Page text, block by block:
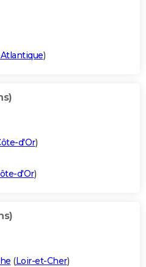
)
d'Or)
d'Or)
(Loir-et-Cher)